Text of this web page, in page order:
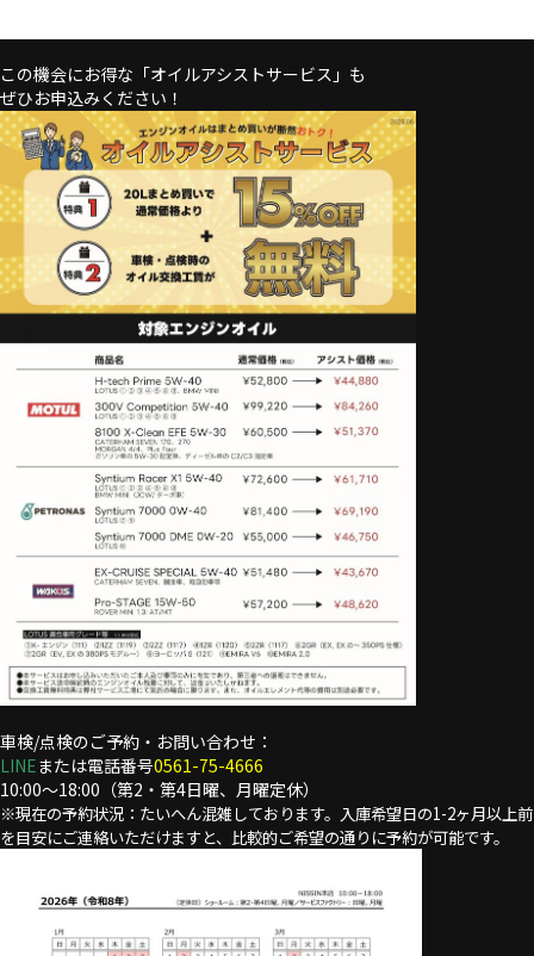
この機会にお得な「オイルアシストサービス」も
ぜひお申込みください！
車検/点検のご予約・お問い合わせ：
LINEまたは電話番号0561-75-4666
10:00～18:00（第2・第4日曜、月曜定休）
※現在の予約状況：たいへん混雑しております。入庫希望日の1-2ヶ月以上前
を目安にご連絡いただけますと、比較的ご希望の通りに予約が可能です。